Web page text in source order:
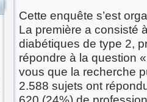
Cette enquête s’est
La première a consisté
diabétiques de type 2,
répondre à la question
vous que la recherche
2.588 sujets ont